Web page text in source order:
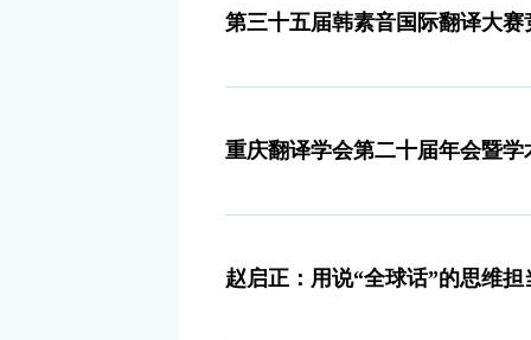
第三十五届韩素音国际翻译大赛
重庆翻译学会第二十届年会暨
赵启正：用说“全球话”的思维